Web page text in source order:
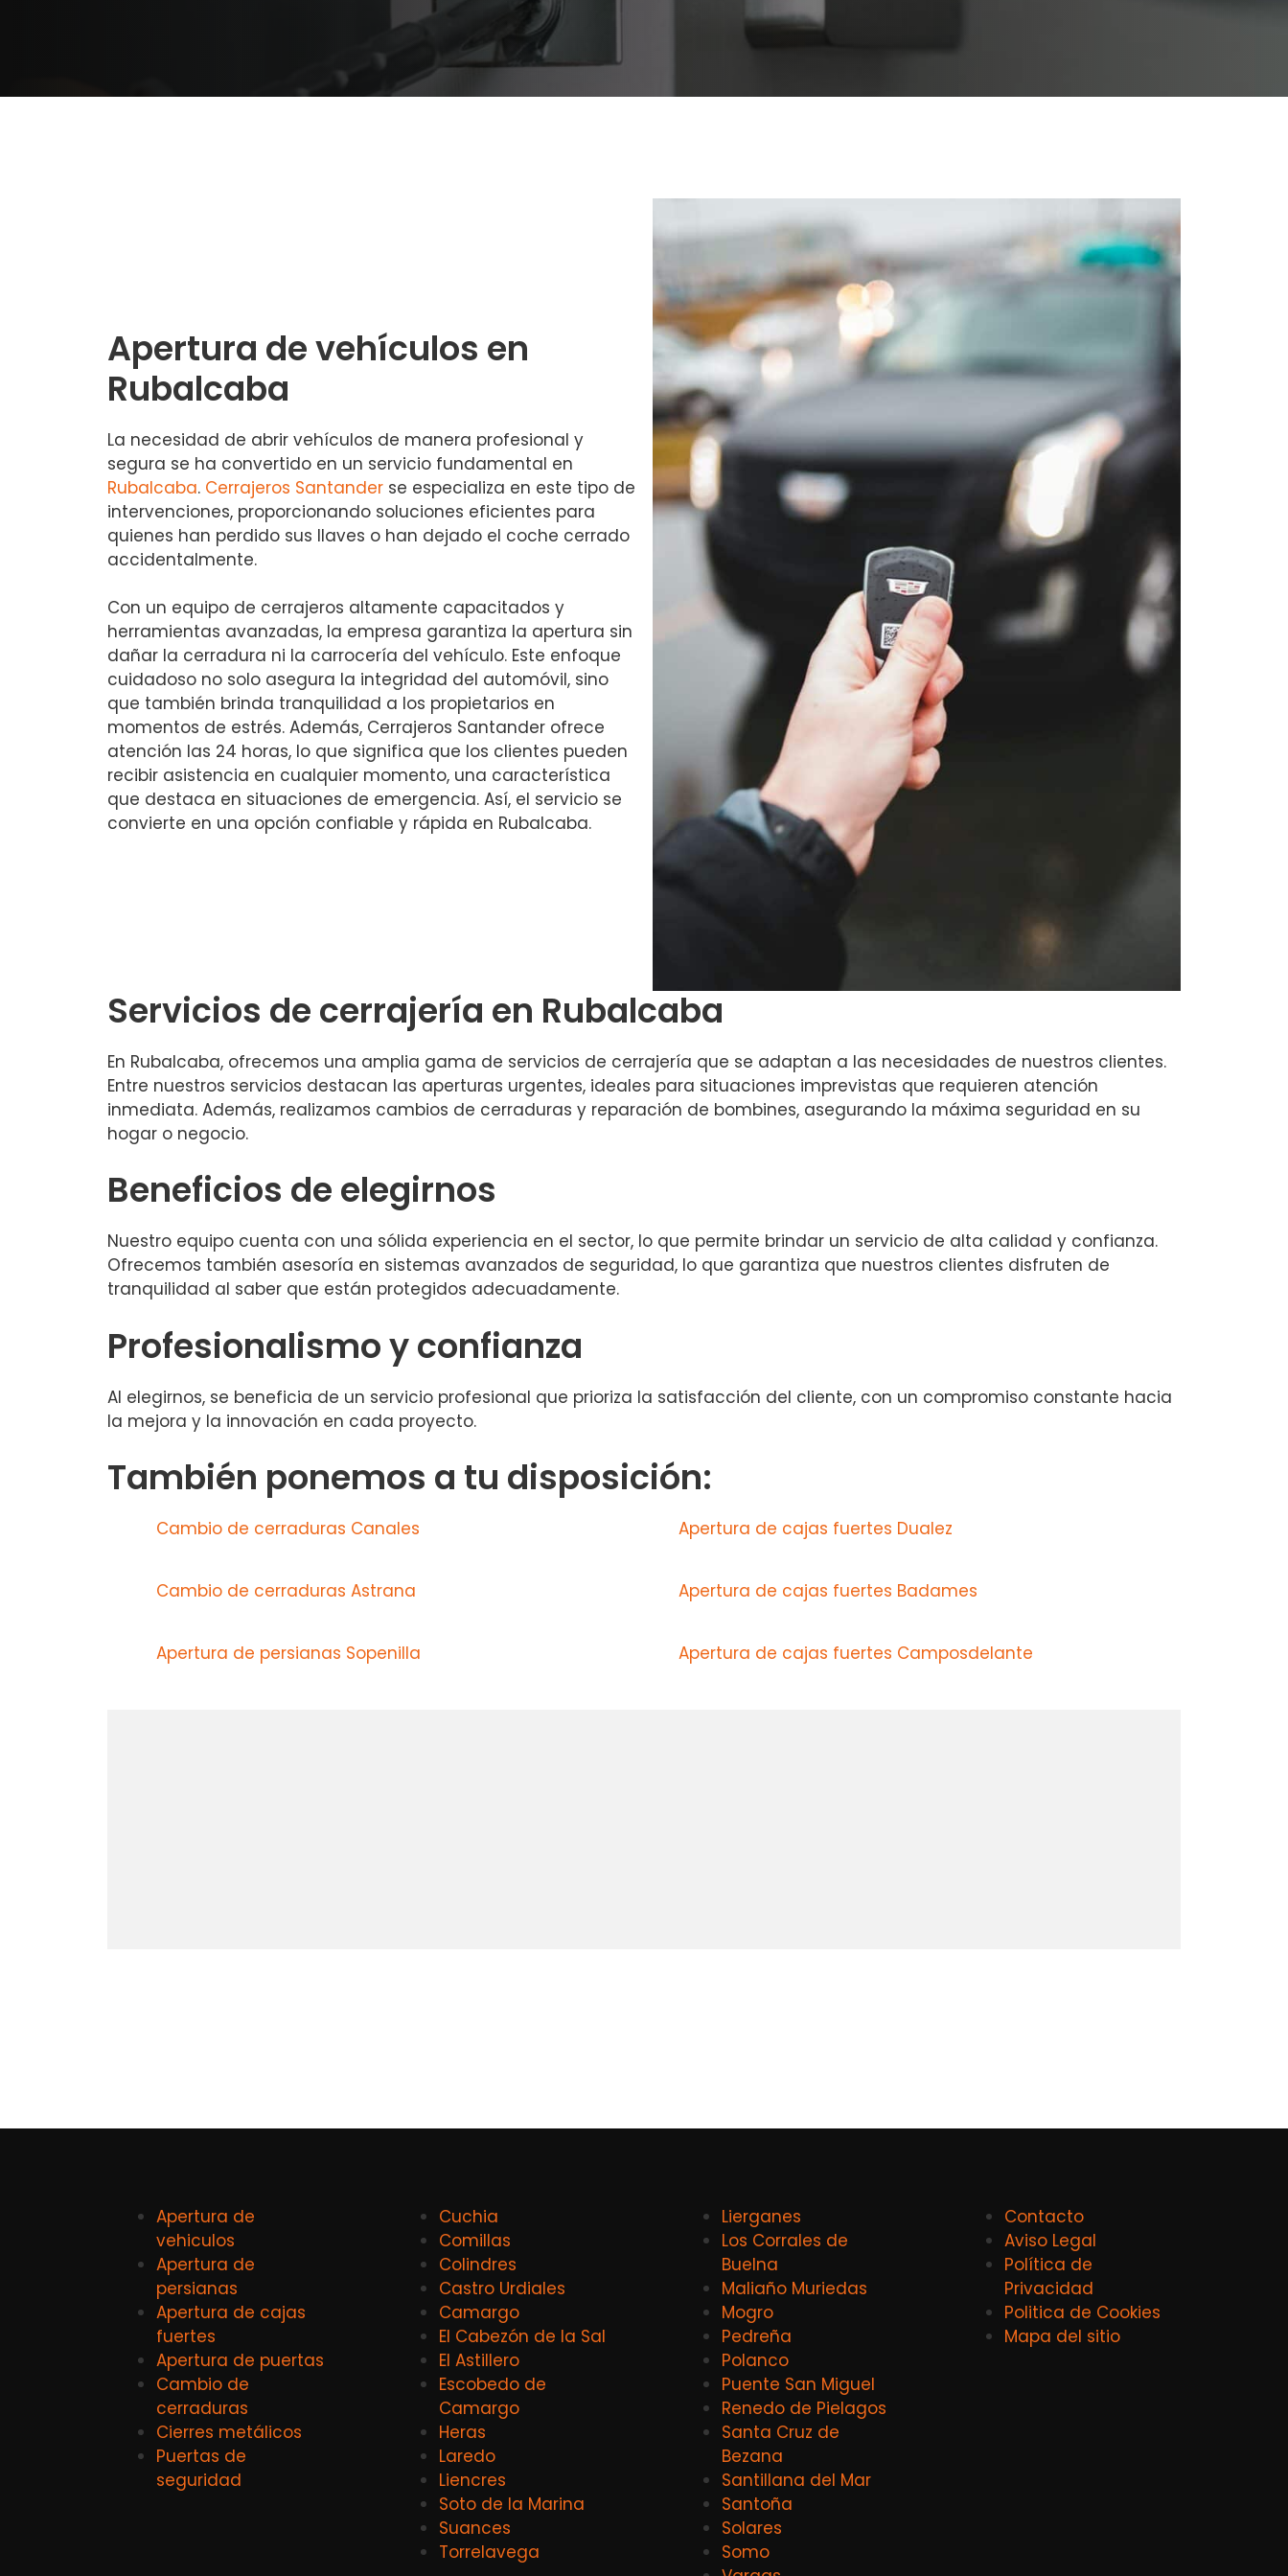
Apertura de vehículos en
Rubalcaba
La necesidad de abrir vehículos de manera profesional y
segura se ha convertido en un servicio fundamental en
Rubalcaba. Cerrajeros Santander se especializa en este tipo de
intervenciones, proporcionando soluciones eficientes para
quienes han perdido sus llaves o han dejado el coche cerrado
accidentalmente.
Con un equipo de cerrajeros altamente capacitados y
herramientas avanzadas, la empresa garantiza la apertura sin
dañar la cerradura ni la carrocería del vehículo. Este enfoque
cuidadoso no solo asegura la integridad del automóvil, sino
que también brinda tranquilidad a los propietarios en
momentos de estrés. Además, Cerrajeros Santander ofrece
atención las 24 horas, lo que significa que los clientes pueden
recibir asistencia en cualquier momento, una característica
que destaca en situaciones de emergencia. Así, el servicio se
convierte en una opción confiable y rápida en Rubalcaba.
Servicios de cerrajería en Rubalcaba
En Rubalcaba, ofrecemos una amplia gama de servicios de cerrajería que se adaptan a las necesidades de nuestros clientes.
Entre nuestros servicios destacan las aperturas urgentes, ideales para situaciones imprevistas que requieren atención
inmediata. Además, realizamos cambios de cerraduras y reparación de bombines, asegurando la máxima seguridad en su
hogar o negocio.
Beneficios de elegirnos
Nuestro equipo cuenta con una sólida experiencia en el sector, lo que permite brindar un servicio de alta calidad y confianza.
Ofrecemos también asesoría en sistemas avanzados de seguridad, lo que garantiza que nuestros clientes disfruten de
tranquilidad al saber que están protegidos adecuadamente.
Profesionalismo y confianza
Al elegirnos, se beneficia de un servicio profesional que prioriza la satisfacción del cliente, con un compromiso constante hacia
la mejora y la innovación en cada proyecto.
También ponemos a tu disposición:
Cambio de cerraduras Canales Apertura de cajas fuertes Dualez
Cambio de cerraduras Astrana Apertura de cajas fuertes Badames
Apertura de persianas Sopenilla Apertura de cajas fuertes Camposdelante
Apertura de
vehiculos
Apertura de
persianas
Apertura de cajas
fuertes
Apertura de puertas
Cambio de
cerraduras
Cierres metálicos
Puertas de
seguridad
Cuchia
Comillas
Colindres
Castro Urdiales
Camargo
El Cabezón de la Sal
El Astillero
Escobedo de
Camargo
Heras
Laredo
Liencres
Soto de la Marina
Suances
Torrelavega
Lierganes
Los Corrales de
Buelna
Maliaño Muriedas
Mogro
Pedreña
Polanco
Puente San Miguel
Renedo de Pielagos
Santa Cruz de
Bezana
Santillana del Mar
Santoña
Solares
Somo
Contacto
Aviso Legal
Política de
Privacidad
Politica de Cookies
Mapa del sitio